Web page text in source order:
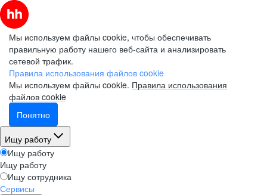
Мы используем файлы cookie, чтобы обеспечивать
правильную работу нашего веб-сайта и анализировать
сетевой трафик.
Правила использования файлов cookie
Мы используем файлы cookie. Правила использования
файлов cookie
Понятно
Ищу работу
Ищу работу
Ищу работу
Ищу сотрудника
Сервисы